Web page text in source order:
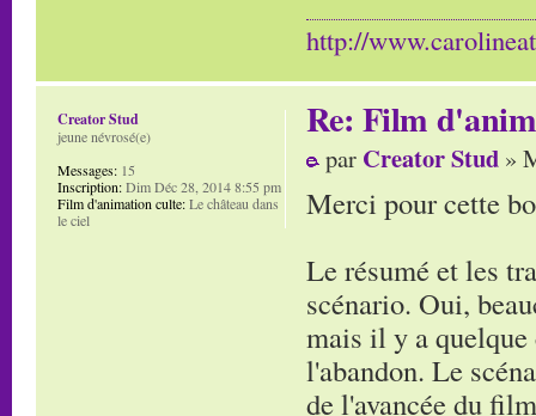
http://
Re: Film
par Creator Stud »
Merci pour cette
Le résumé et les
scénario. Oui,
mais il y a
l'abandon. Le
de l'avancée du
Creator Stud
jeune névrosé(e)
Messages: 15
Inscription:Dim Déc 28, 2014 8:55 pm
Film d'animation culte:Le château dans
le ciel